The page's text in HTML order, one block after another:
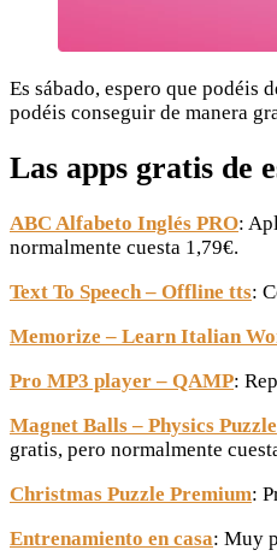
Es sábado, espero que podéis
podéis conseguir de manera
Las apps gratis de
ABC Alfabeto Inglés PRO:
normalmente cuesta 1,79€.
Text To Speech – Offline tts:
Memorize – Learn Italian
Pro MP3 player – QAMP:
Magnet Balls – Physics Puzzle
gratis, pero normalmente
Christmas Puzzle Premium:
Entrenamiento en casa: Muy